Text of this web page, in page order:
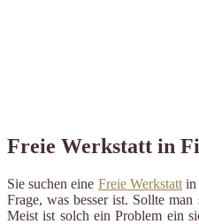
Freie Werkstatt in
Sie suchen eine Freie Werkstattin
Frage, was besser ist. Sollte
Meist ist solch ein Problem ein